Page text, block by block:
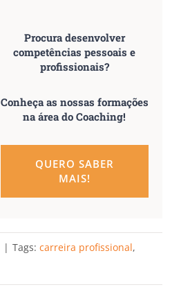
Procura desenvolver
competências pessoais e
profissionais?
Conheça as nossas formações
na área do Coaching!
QUERO SABER
MAIS!
| Tags: carreira profissional,